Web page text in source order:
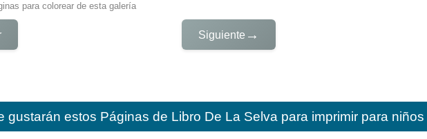
para colorear de esta galería
Siguiente →
gustarán estos Páginas de Libro De La Selva para imprimir para niños